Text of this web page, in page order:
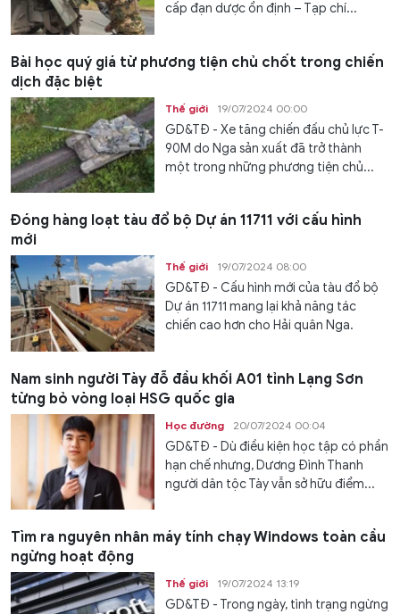
cấp đạn dược ổn định – Tạp chí...
Bài học quý giá từ phương tiện chủ chốt trong chiến
dịch đặc biệt
Thế giới 19/07/2024 00:00
GD&TĐ - Xe tăng chiến đấu chủ lực T-
90M do Nga sản xuất đã trở thành
một trong những phương tiện chủ...
Đóng hàng loạt tàu đổ bộ Dự án 11711 với cấu hình
mới
Thế giới 19/07/2024 08:00
GD&TĐ - Cấu hình mới của tàu đổ bộ
Dự án 11711 mang lại khả năng tác
chiến cao hơn cho Hải quân Nga.
Nam sinh người Tày đỗ đầu khối A01 tỉnh Lạng Sơn
từng bỏ vòng loại HSG quốc gia
Học đường 20/07/2024 00:04
GD&TĐ - Dù điều kiện học tập có phần
hạn chế nhưng, Dương Đình Thanh
người dân tộc Tày vẫn sở hữu điểm...
Tìm ra nguyên nhân máy tính chạy Windows toàn cầu
ngừng hoạt động
Thế giới 19/07/2024 13:19
GD&TĐ - Trong ngày, tình trạng ngừng